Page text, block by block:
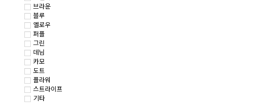
브라운
블루
옐로우
퍼플
그린
데님
카모
도트
플라워
스트라이프
기타